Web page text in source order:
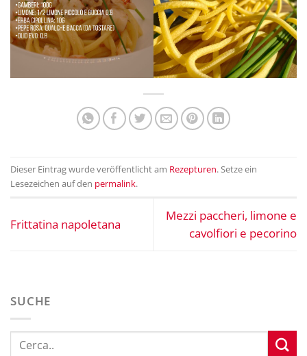
Dieser Eintrag wurde veröffentlicht am Rezepturen. Setze ein
Lesezeichen auf den permalink.
Frittatina napoletana
Mezzi paccheri, limone e
cavolfiori e pecorino
SUCHE